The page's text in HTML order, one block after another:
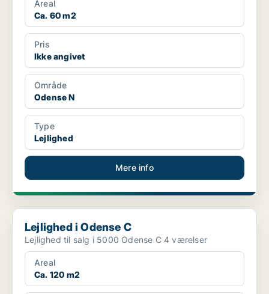
Areal
Ca. 60 m2
Pris
Ikke angivet
Område
Odense N
Type
Lejlighed
Mere info
Lejlighed i Odense C
Lejlighed i Odense C
Lejlighed til salg i 5000 Odense C 4 værelser
Areal
Ca. 120 m2